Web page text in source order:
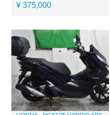
¥ 375,000